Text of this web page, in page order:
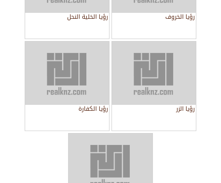
رؤيا الخروف رؤيا الخلية النحل
رؤيا الزر رؤيا الكفارة